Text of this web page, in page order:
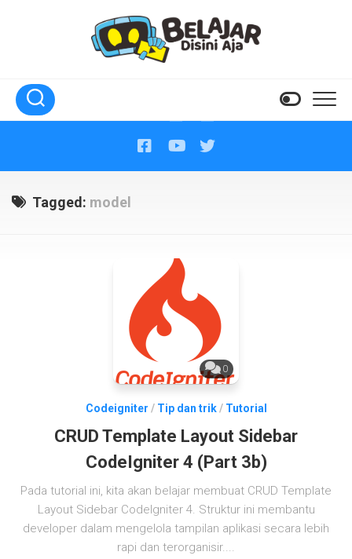
Tagged: model
0
Codeigniter / Tip dan trik/ Tutorial
CRUD Template Layout Sidebar
CodeIgniter 4 (Part 3b)
Pada tutorial ini, kita akan belajar membuat CRUD Template
Layout Sidebar CodeIgniter 4. Struktur ini membantu
developer dalam mengelola tampilan aplikasi secara lebih
rapi dan terorganisir....